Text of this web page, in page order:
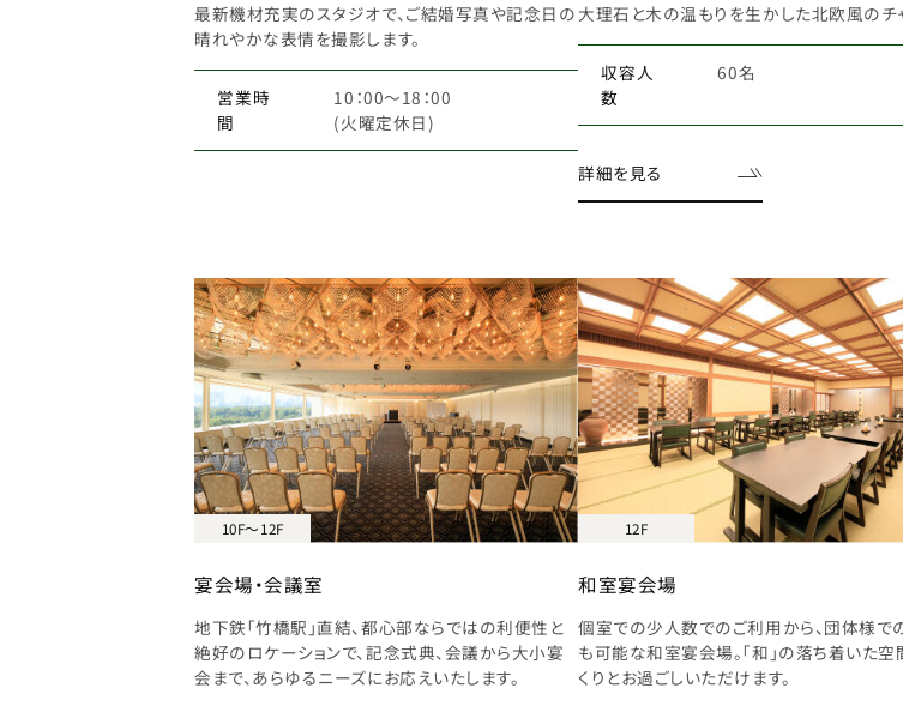
最新機材充実のスタジオで、ご結婚写真や記念日の
晴れやかな表情を撮影します。
営業時
間
10：00～18：00
(火曜定休日)
大理石と木の温もりを生かした北欧風のチ
収容人
数
60名
詳細を見る
宴会場・会議室
地下鉄「竹橋駅」直結、都心部ならではの利便性と
絶好のロケーションで、記念式典、会議から大小宴
会まで、あらゆるニーズにお応えいたします。
10F～12F
和室宴会場
個室での少人数でのご利用から、団体様で
も可能な和室宴会場。「和」の落ち着いた空
くりとお過ごしいただけます。
12F